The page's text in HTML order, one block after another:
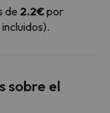
de 2.2€por
sobre el